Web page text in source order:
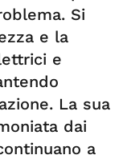
Si
e la
e
La sua
dai
a